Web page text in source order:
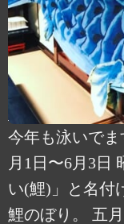
今年も泳いで
月1日〜6月3日
い(鯉)」と名付
鯉のぼり。 五